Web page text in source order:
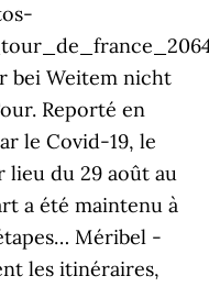
bei Weitem nicht
Reporté en
le Covid-19, le
lieu du 29 août au
a été maintenu à
Méribel -
les itinéraires,